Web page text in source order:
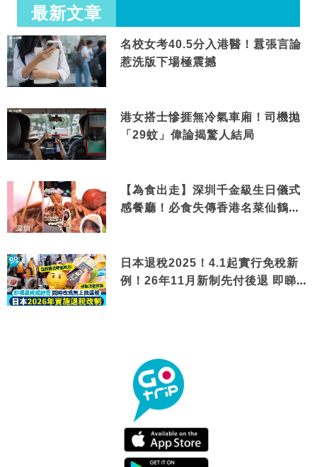
最新文章
名校女考40.5分入港醫！囂張言論
惹洗版下場極震撼
港女搭士慘捱無冷氣車廂！司機拋
「29蚊」偉論揭驚人結局
【為食出走】深圳千金級生日儀式
感餐廳！必食失傳香港名菜仙鶴神
日本退稅2025！4.1起實行免稅新
例！26年11月新制先付後退 即睇步